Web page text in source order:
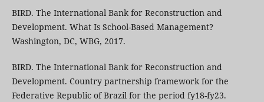
BIRD. The International Bank for Reconstruction and
Development. What Is School-Based Management?
Washington, DC, WBG, 2017.
BIRD. The International Bank for Reconstruction and
Development. Country partnership framework for the
Federative Republic of Brazil for the period fy18-fy23.